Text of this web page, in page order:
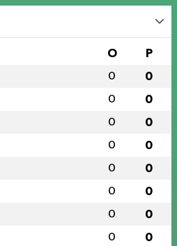
O P
0 0
0 0
0 0
0 0
0 0
0 0
0 0
0 0